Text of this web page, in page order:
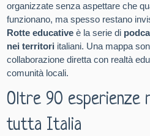
organizzate senza aspettare che
funzionano, ma spesso restano
Rotte educative è la serie di
nei territori italiani. Una mappa
collaborazione diretta con realtà
comunità locali.
Oltre 90 esperienze
tutta Italia